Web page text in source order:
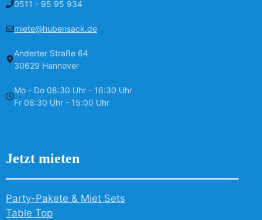
0511 - 95 95 934
miete@hubensack.de
Anderter Straße 64
30629 Hannover
Mo - Do 08:30 Uhr - 16:30 Uhr
Fr 08:30 Uhr - 15:00 Uhr
Jetzt mieten
Party-Pakete & Miet Sets
Table Top